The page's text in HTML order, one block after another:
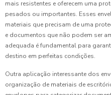
mais resistentes e oferecem uma
pesados ou importantes. Esses
materiais que precisam de uma
e documentos que não podem ser
adequada é fundamental para
destino em perfeitas condições.
Outra aplicação interessante dos
organização de materiais de